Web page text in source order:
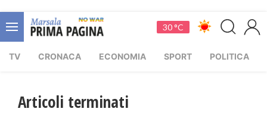
30 °C
TV CRONACA ECONOMIA SPORT POLITICA
Articoli terminati